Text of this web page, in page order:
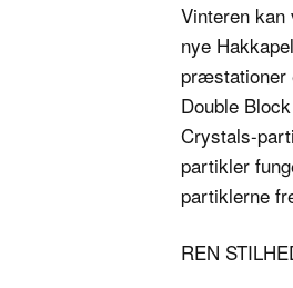
Vinteren
nye
præstationer
Double
Crystals-
partikler
partiklerne
REN